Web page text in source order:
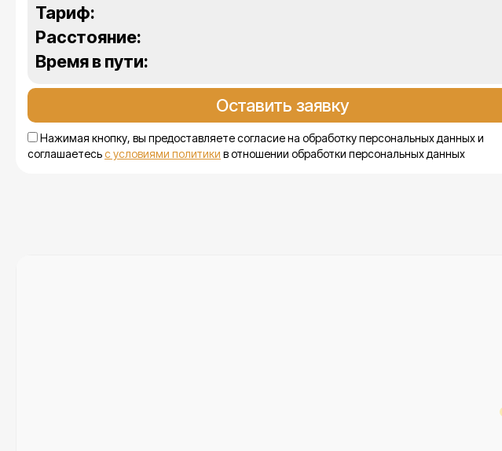
Тариф:
Расстояние:
Время в пути:
Нажимая кнопку, вы предоставляете согласие на обработку персональных данных и
соглашаетесьс условиями политики в отношении обработки персональных данных